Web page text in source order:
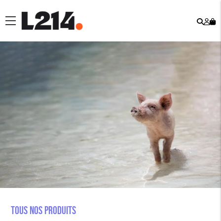
menu
Tous nos produits